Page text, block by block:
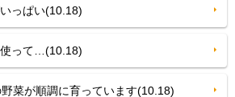
っぱい(10.18)
って…(10.18)
菜が順調に育っています(10.18)